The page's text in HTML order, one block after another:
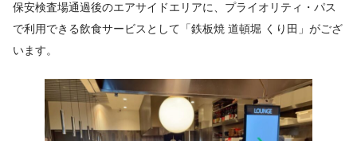
保安検査場通過後のエアサイドエリアに、プライオリティ・パス
で利用できる飲食サービスとして「鉄板焼 道頓堀 くり田」がござ
います。